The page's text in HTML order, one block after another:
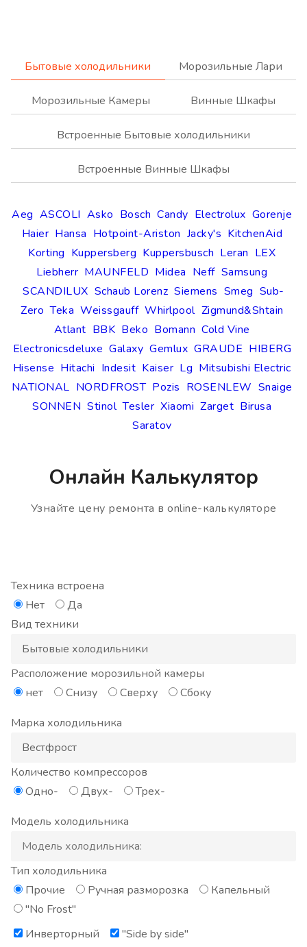
Бытовые холодильники
Aeg ASCOLI Asko Bosch Candy Electrolux Gorenje
Haier Hansa Hotpoint-Ariston Jacky's KitchenAid
Korting Kuppersberg Kuppersbusch Leran LEX
Liebherr MAUNFELD Midea Neff Samsung
SCANDILUX Schaub Lorenz Siemens Smeg Sub-
Zero Teka Weissgauff Whirlpool Zigmund&Shtain
Atlant BBK Beko Bomann Cold Vine
Electronicsdeluxe Galaxy Gemlux GRAUDE HIBERG
Hisense Hitachi Indesit Kaiser Lg Mitsubishi Electric
NATIONAL NORDFROST Pozis ROSENLEW Snaige
SONNEN Stinol Tesler Xiaomi Zarget Birusa
Saratov
Морозильные Лари
Морозильные Камеры Винные Шкафы
Встроенные Бытовые холодильники
Встроенные Винные Шкафы
Онлайн Калькулятор
Узнайте цену ремонта в online-калькуляторе
Техника встроена
Нет
Да
Вид техники
Расположение морозильной камеры
нет
Снизу Сверху
Сбоку
Марка холодильника
Количество компрессоров
Одно-
Двух-
Трех-
Модель холодильника
Тип холодильника
Прочие
Ручная разморозка
Капельный
"No Frost"
Инверторный
"Side by side"